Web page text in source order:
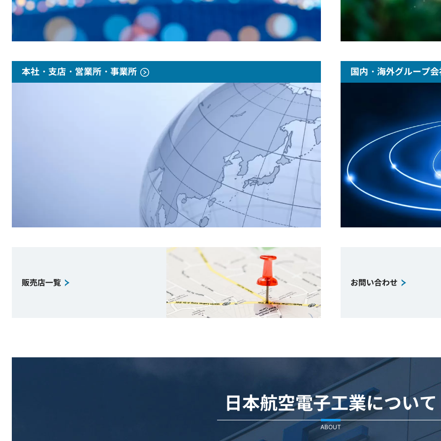
本社・支店・営業所・事業所 国内・海外グループ会
販売店一覧 お問い合わせ
日本航空電子工業について
ABOUT